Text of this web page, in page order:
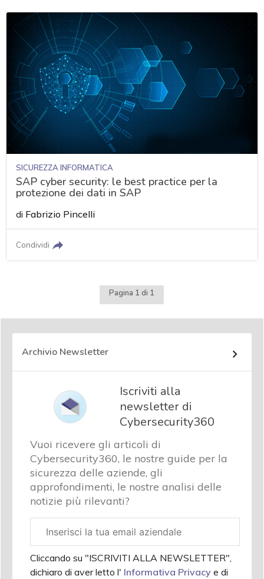
SICUREZZA INFORMATICA
SAP cyber security: le best practice per la
protezione dei dati in SAP
di Fabrizio Pincelli
Condividi
Pagina 1 di 1
Archivio Newsletter
Iscriviti alla
newsletter di
Cybersecurity360
Vuoi ricevere gli articoli di
Cybersecurity360, le nostre guide per la
sicurezza delle aziende, gli
approfondimenti, le nostre analisi delle
notizie più rilevanti?
aziendale
Cliccando su "ISCRIVITI ALLA NEWSLETTER",
dichiaro di aver letto l' Informativa Privacy e di